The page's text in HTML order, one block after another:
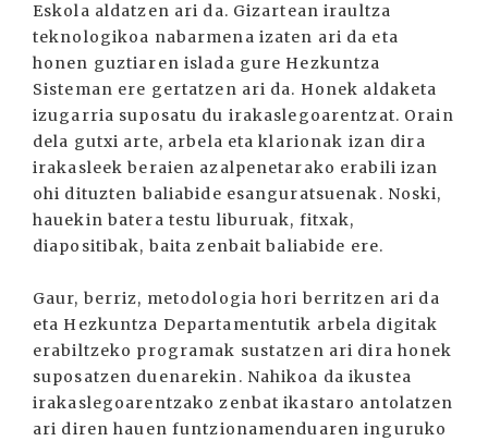
Eskola aldatzen ari da. Gizartean iraultza
teknologikoa nabarmena izaten ari da eta
honen guztiaren islada gure Hezkuntza
Sisteman ere gertatzen ari da. Honek aldaketa
izugarria suposatu du irakaslegoarentzat. Orain
dela gutxi arte, arbela eta klarionak izan dira
irakasleek beraien azalpenetarako erabili izan
ohi dituzten baliabide esanguratsuenak. Noski,
hauekin batera testu liburuak, fitxak,
diapositibak, baita zenbait baliabide ere.
Gaur, berriz, metodologia hori berritzen ari da
eta Hezkuntza Departamentutik arbela digitak
erabiltzeko programak sustatzen ari dira honek
suposatzen duenarekin. Nahikoa da ikustea
irakaslegoarentzako zenbat ikastaro antolatzen
ari diren hauen funtzionamenduaren inguruko